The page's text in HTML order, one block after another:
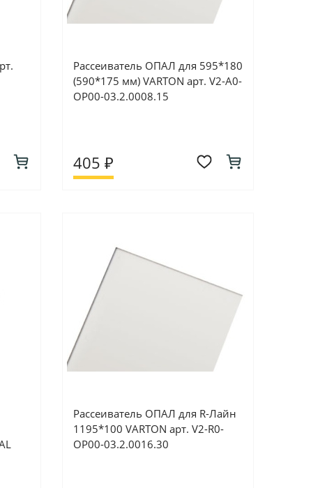
Рассеиватель ОПАЛ для 595*180
(590*175 мм) VARTON арт. V2-A0-
OP00-03.2.0008.15
405 ₽
Рассеиватель ОПАЛ для R-Лайн
1195*100 VARTON арт. V2-R0-
OP00-03.2.0016.30